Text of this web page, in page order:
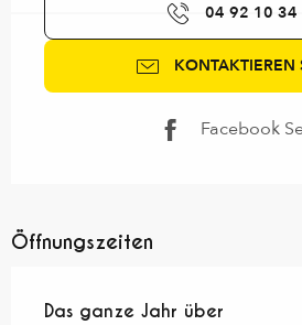
04 92 10 34
KONTAKTIEREN
Facebook
Öffnungszeiten
Das ganze Jahr über
Das ganze Jahr über